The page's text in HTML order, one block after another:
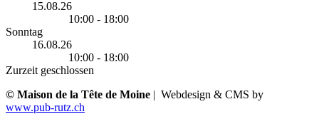
15.08.26
10:00 - 18:00
Sonntag
16.08.26
10:00 - 18:00
Zurzeit geschlossen
© Maison de la Tête de Moine | Webdesign & CMS by
www.pub-rutz.ch